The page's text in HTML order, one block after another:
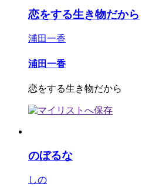
恋をする生き物だから
浦田一香
浦田一香
恋をする生き物だから
のぼるな
しの